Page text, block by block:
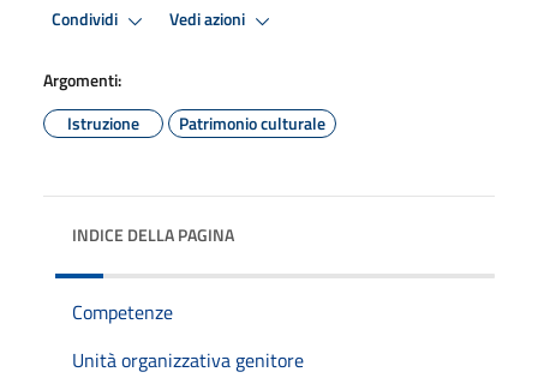
Condividi Vedi azioni
Argomenti:
Istruzione
Patrimonio culturale
INDICE DELLA PAGINA
Competenze
Unità organizzativa genitore